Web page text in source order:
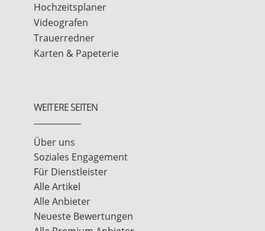
Hochzeitsplaner
Videografen
Trauerredner
Karten & Papeterie
WEITERE SEITEN
Über uns
Soziales Engagement
Für Dienstleister
Alle Artikel
Alle Anbieter
Neueste Bewertungen